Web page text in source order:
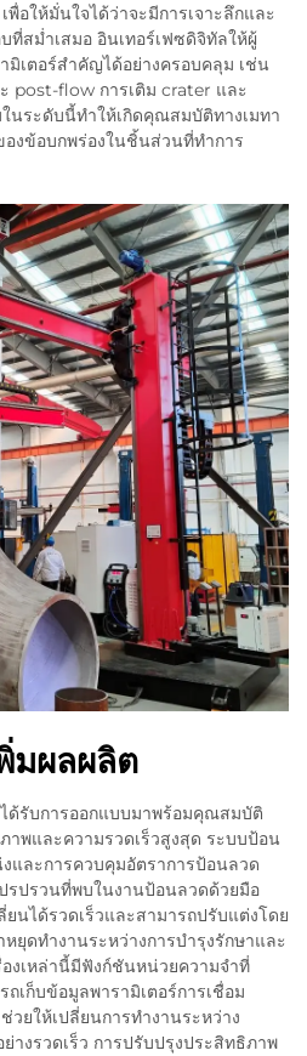
อให้มั่นใจได้ว่าจะมีการเจาะลึกและ
สม่ำเสมอ อินเทอร์เฟซดิจิทัลให้ผู้
เตอร์สำคัญได้อย่างครอบคลุม เช่น
post-flow การเติม crater และ
ระดับนี้ทำให้เกิดคุณสมบัติทางเมทา
งข้อบกพร่องในชิ้นส่วนที่ทำการ
มผลผลิต
ด้รับการออกแบบมาพร้อมคุณสมบัติ
าพและความรวดเร็วสูงสุด ระบบป้อน
และการควบคุมอัตราการป้อนลวด
ปรวนที่พบในงานป้อนลวดด้วยมือ
นได้รวดเร็วและสามารถปรับแต่งโดย
ยุดทำงานระหว่างการบำรุงรักษาและ
องเหล่านี้มีฟังก์ชันหน่วยความจำที่
เก็บข้อมูลพารามิเตอร์การเชื่อม
ยให้เปลี่ยนการทำงานระหว่าง
างรวดเร็ว การปรับปรุงประสิทธิภาพ